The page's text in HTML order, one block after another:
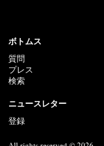
ボトムス
質問
プレス
検索
ニュースレター
登録